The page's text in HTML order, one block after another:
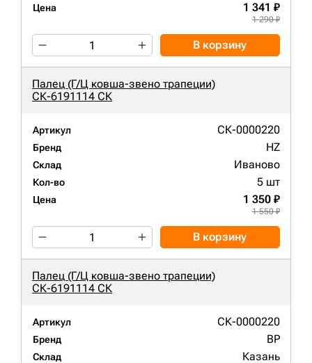
Цена 1 341 ₽
1 290 ₽
В корзину
Палец (Г/Ц ковша-звено трапеции)
СК-6191114 СК
Артикул СК-0000220
Бренд HZ
Склад Иваново
Кол-во 5 шт
Цена 1 350 ₽
1 550 ₽
В корзину
Палец (Г/Ц ковша-звено трапеции)
СК-6191114 СК
Артикул СК-0000220
Бренд BP
Склад Казань